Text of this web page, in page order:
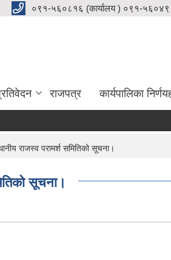
०९१-५६०८१६ (कार्यालय ) ०९१-
राजपत्र कार्यपालिका
राजस्व परामर्श समितिको सूचना।
सूचना।